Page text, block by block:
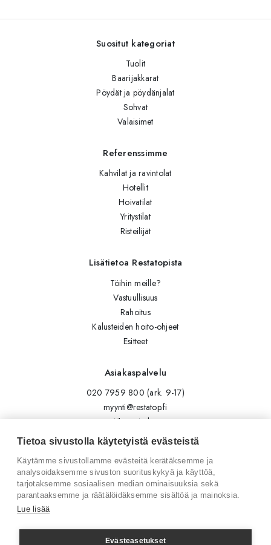
Suositut kategoriat
Tuolit
Baarijakkarat
Pöydät ja pöydänjalat
Sohvat
Valaisimet
Referenssimme
Kahvilat ja ravintolat
Hotellit
Hoivatilat
Yritystilat
Risteilijät
Lisätietoa Restatopista
Töihin meille?
Vastuullisuus
Rahoitus
Kalusteiden hoito-ohjeet
Esitteet
Asiakaspalvelu
020 7959 800 (ark. 9-17)
myynti@restatop.fi
Yhteystiedot
Lähetä viesti
Seuraa meitä
Tilaa uutiskirje
Facebook
Tietoa sivustolla käytetyistä evästeistä
Käytämme sivustollamme evästeitä kerätäksemme ja
analysoidaksemme sivuston suorituskykyä ja käyttöä,
tarjotaksemme sosiaalisen median ominaisuuksia sekä
parantaaksemme ja räätälöidäksemme sisältöä ja mainoksia.
Lue lisää
Evästeasetukset